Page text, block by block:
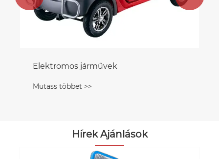
Elektromos járművek
Mutass többet >>
Hírek Ajánlások